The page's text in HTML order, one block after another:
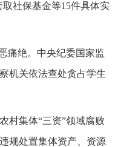
社保基金等15件具体实
痛绝。中央纪委国家监
机关依法查处贪占学生
村集体“三资”领域腐败
规处置集体资产、资源